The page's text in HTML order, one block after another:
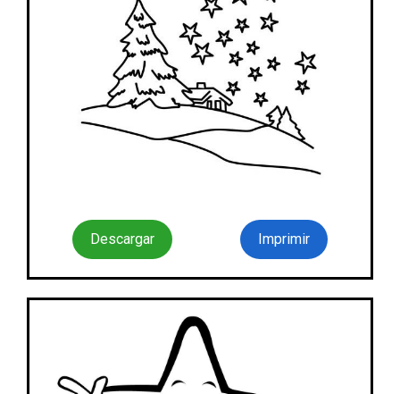
Descargar Imprimir